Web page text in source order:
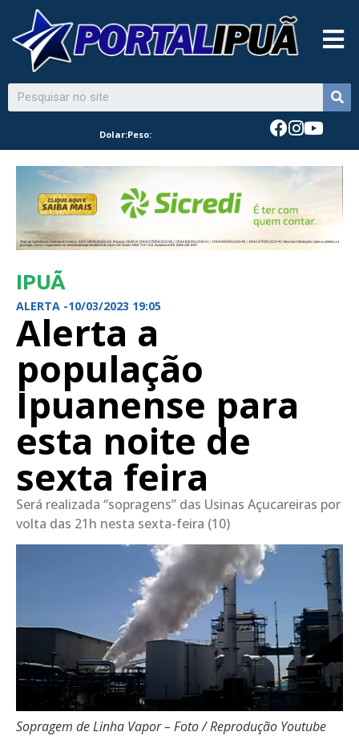
Dolar:Peso:
IPUÃ
ALERTA -10/03/2023 19:05
Alerta a
população
Ipuanense para
esta noite de
sexta feira
Será realizada “sopragens” das Usinas Açucareiras por
volta das 21h nesta sexta-feira (10)
Sopragem de Linha Vapor – Foto / Reprodução Youtube